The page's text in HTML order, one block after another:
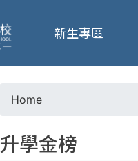
Home
升學金榜
新生專區